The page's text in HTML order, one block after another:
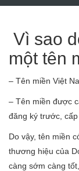
Vì sao
một tên
– Tên miền Việt
– Tên miền được
đăng ký trước, cấp
Do vậy, tên miền
thương hiệu của
càng sớm càng